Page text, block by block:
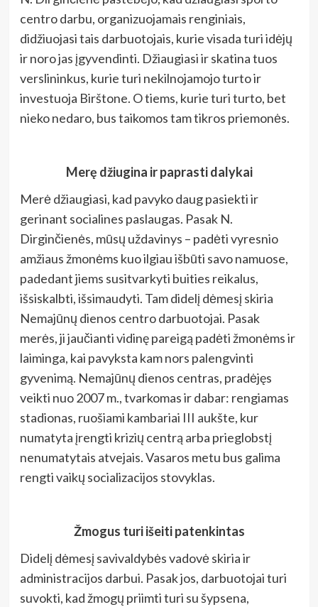
centro darbu, organizuojamais renginiais,
didžiuojasi tais darbuotojais, kurie visada turi idėjų
ir noro jas įgyvendinti. Džiaugiasi ir skatina tuos
verslininkus, kurie turi nekilnojamojo turto ir
investuoja Birštone. O tiems, kurie turi turto, bet
nieko nedaro, bus taikomos tam tikros priemonės.
Merę džiugina ir paprasti dalykai
Merė džiaugiasi, kad pavyko daug pasiekti ir
gerinant socialines paslaugas. Pasak N.
Dirginčienės, mūsų uždavinys – padėti vyresnio
amžiaus žmonėms kuo ilgiau išbūti savo namuose,
padedant jiems susitvarkyti buities reikalus,
išsiskalbti, išsimaudyti. Tam didelį dėmesį skiria
Nemajūnų dienos centro darbuotojai. Pasak
merės, ji jaučianti vidinę pareigą padėti žmonėms ir
laiminga, kai pavyksta kam nors palengvinti
gyvenimą. Nemajūnų dienos centras, pradėjęs
veikti nuo 2007 m., tvarkomas ir dabar: rengiamas
stadionas, ruošiami kambariai III aukšte, kur
numatyta įrengti krizių centrą arba prieglobstį
nenumatytais atvejais. Vasaros metu bus galima
rengti vaikų socializacijos stovyklas.
Žmogus turi išeiti patenkintas
Didelį dėmesį savivaldybės vadovė skiria ir
administracijos darbui. Pasak jos, darbuotojai turi
suvokti, kad žmogų priimti turi su šypsena,